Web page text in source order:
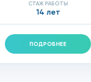
СТАЖ РАБОТЫ
14 лет
ПОДРОБНЕЕ